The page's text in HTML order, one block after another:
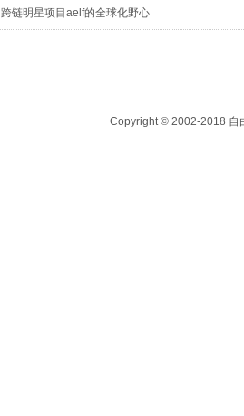
链明星项目aelf的全球化野心
Copyright © 2002-2018 自